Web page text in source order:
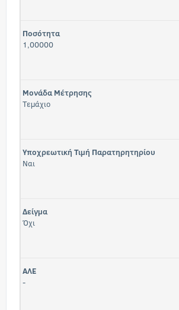
Ποσότητα
1,00000
Μονάδα Μέτρησης
Τεμάχιο
Υποχρεωτική Τιμή Παρατηρητηρίου
Ναι
Δείγμα
Όχι
ΑΛΕ
-